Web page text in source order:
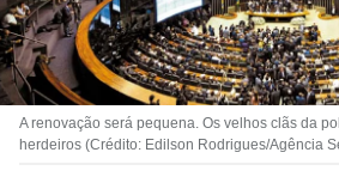
A renovação será pequena. Os velhos clãs da
herdeiros (Crédito: Edilson Rodrigues/Agência